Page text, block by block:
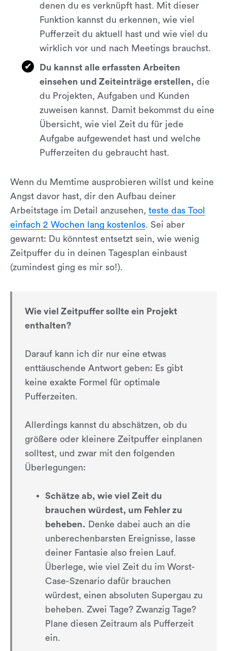
denen du es verknüpft hast. Mit dieser
Funktion kannst du erkennen, wie viel
Pufferzeit du aktuell hast und wie viel du
wirklich vor und nach Meetings brauchst.
Du kannst alle erfassten Arbeiten
einsehen und Zeiteinträge erstellen, die
du Projekten, Aufgaben und Kunden
zuweisen kannst. Damit bekommst du eine
Übersicht, wie viel Zeit du für jede
Aufgabe aufgewendet hast und welche
Pufferzeiten du gebraucht hast.
Wenn du Memtime ausprobieren willst und keine
Angst davor hast, dir den Aufbau deiner
Arbeitstage im Detail anzusehen, teste das Tool
einfach 2 Wochen lang kostenlos. Sei aber
gewarnt: Du könntest entsetzt sein, wie wenig
Zeitpuffer du in deinen Tagesplan einbaust
(zumindest ging es mir so!).
Wie viel Zeitpuffer sollte ein Projekt
enthalten?
Darauf kann ich dir nur eine etwas
enttäuschende Antwort geben: Es gibt
keine exakte Formel für optimale
Pufferzeiten.
Allerdings kannst du abschätzen, ob du
größere oder kleinere Zeitpuffer einplanen
solltest, und zwar mit den folgenden
Überlegungen:
Schätze ab, wie viel Zeit du
brauchen würdest, um Fehler zu
beheben. Denke dabei auch an die
unberechenbarsten Ereignisse, lasse
deiner Fantasie also freien Lauf.
Überlege, wie viel Zeit du im Worst-
Case-Szenario dafür brauchen
würdest, einen absoluten Supergau zu
beheben. Zwei Tage? Zwanzig Tage?
Plane diesen Zeitraum als Pufferzeit
ein.